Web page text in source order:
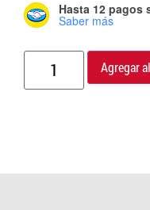
Hasta 12 pagos
Saber más
Agregar